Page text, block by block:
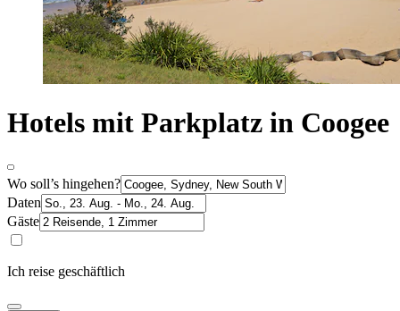
Hotels mit Parkplatz in Coogee
Wo soll’s hingehen?
Daten
Gäste
Ich reise geschäftlich